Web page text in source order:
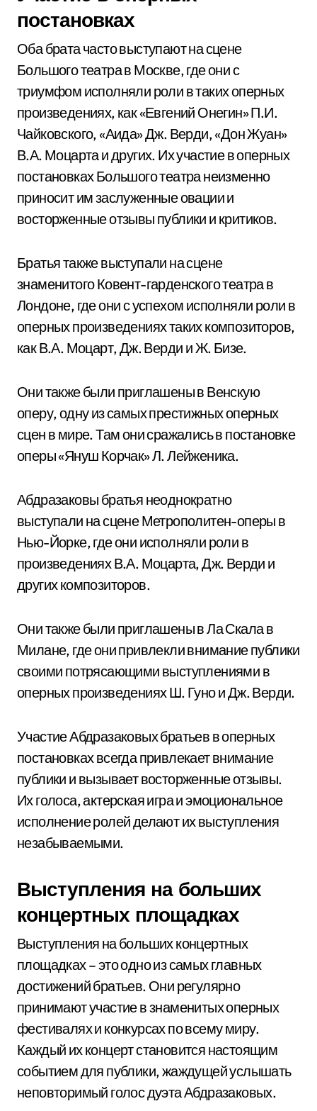
постановках
Оба брата часто выступают на сцене
Большого театра в Москве, где они с
триумфом исполняли роли в таких оперных
произведениях, как «Евгений Онегин» П.И.
Чайковского, «Аида» Дж. Верди, «Дон Жуан»
В.А. Моцарта и других. Их участие в оперных
постановках Большого театра неизменно
приносит им заслуженные овации и
восторженные отзывы публики и критиков.
Братья также выступали на сцене
знаменитого Ковент-гарденского театра в
Лондоне, где они с успехом исполняли роли в
оперных произведениях таких композиторов,
как В.А. Моцарт, Дж. Верди и Ж. Бизе.
Они также были приглашены в Венскую
оперу, одну из самых престижных оперных
сцен в мире. Там они сражались в постановке
оперы «Януш Корчак» Л. Лейженика.
Абдразаковы братья неоднократно
выступали на сцене Метрополитен-оперы в
Нью-Йорке, где они исполняли роли в
произведениях В.А. Моцарта, Дж. Верди и
других композиторов.
Они также были приглашены в Ла Скала в
Милане, где они привлекли внимание публики
своими потрясающими выступлениями в
оперных произведениях Ш. Гуно и Дж. Верди.
Участие Абдразаковых братьев в оперных
постановках всегда привлекает внимание
публики и вызывает восторженные отзывы.
Их голоса, актерская игра и эмоциональное
исполнение ролей делают их выступления
незабываемыми.
Выступления на больших
концертных площадках
Выступления на больших концертных
площадках – это одно из самых главных
достижений братьев. Они регулярно
принимают участие в знаменитых оперных
фестивалях и конкурсах по всему миру.
Каждый их концерт становится настоящим
событием для публики, жаждущей услышать
неповторимый голос дуэта Абдразаковых.